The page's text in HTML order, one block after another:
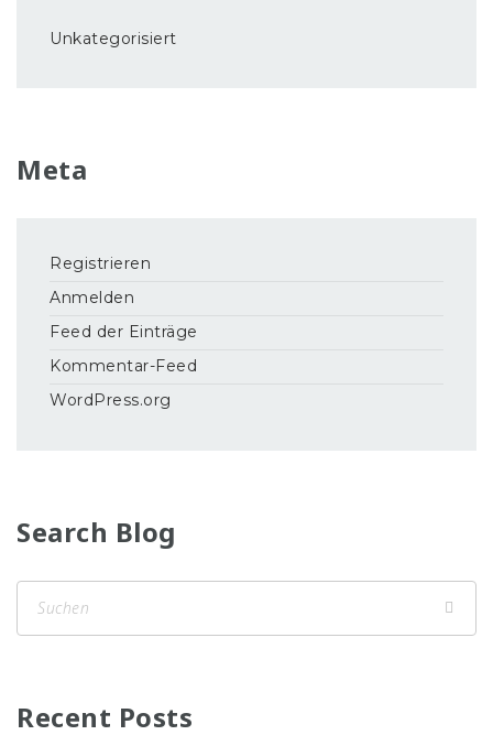
Unkategorisiert
Meta
Registrieren
Anmelden
Feed der Einträge
Kommentar-Feed
WordPress.org
Search Blog
Recent Posts